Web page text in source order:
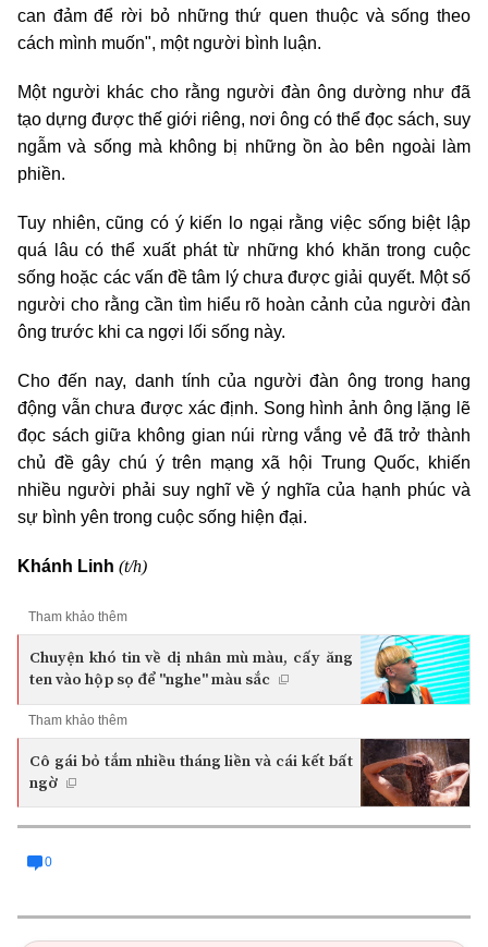
can đảm để rời bỏ những thứ quen thuộc và sống theo
cách mình muốn", một người bình luận.
Một người khác cho rằng người đàn ông dường như đã
tạo dựng được thế giới riêng, nơi ông có thể đọc sách, suy
ngẫm và sống mà không bị những ồn ào bên ngoài làm
phiền.
Tuy nhiên, cũng có ý kiến lo ngại rằng việc sống biệt lập
quá lâu có thể xuất phát từ những khó khăn trong cuộc
sống hoặc các vấn đề tâm lý chưa được giải quyết. Một số
người cho rằng cần tìm hiểu rõ hoàn cảnh của người đàn
ông trước khi ca ngợi lối sống này.
Cho đến nay, danh tính của người đàn ông trong hang
động vẫn chưa được xác định. Song hình ảnh ông lặng lẽ
đọc sách giữa không gian núi rừng vắng vẻ đã trở thành
chủ đề gây chú ý trên mạng xã hội Trung Quốc, khiến
nhiều người phải suy nghĩ về ý nghĩa của hạnh phúc và
sự bình yên trong cuộc sống hiện đại.
Khánh Linh (t/h)
Tham khảo thêm
Chuyện khó tin về dị nhân mù màu, cấy ăng
ten vào hộp sọ để "nghe" màu sắc
Tham khảo thêm
Cô gái bỏ tắm nhiều tháng liền và cái kết bất
ngờ
0